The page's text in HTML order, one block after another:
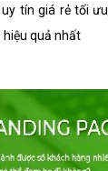
tín giá rẻ tối
quả nhất